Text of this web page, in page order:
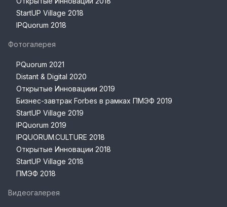
StartUP Village 2018
IPQuorum 2018
Фотогалерея
PQuorum 2021
Distant & Digital 2020
Открытые Инновациии 2019
Бизнес-завтрак Forbes в рамках ПМЭФ 2019
StartUP Village 2019
IPQuorum 2019
IPQUORUM.CULTURE 2018
Открытые Инновации 2018
StartUP Village 2018
ПМЭФ 2018
Видеогалерея